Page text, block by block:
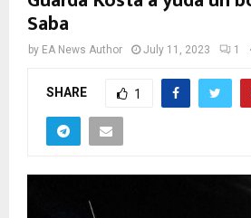
Saba
by EA News Author July 11, 2023 1
SHARE 1